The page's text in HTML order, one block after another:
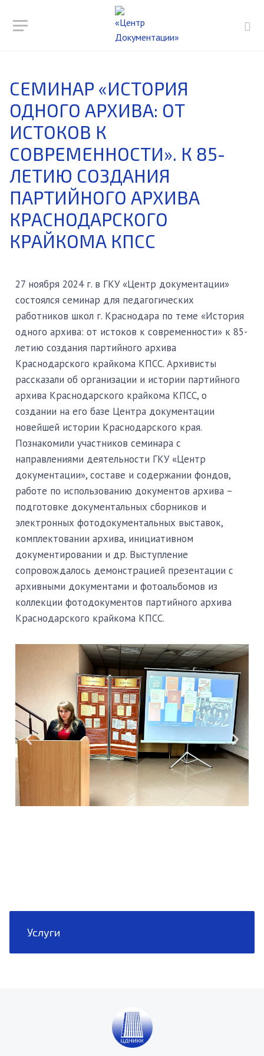
СЕМИНАР «ИСТОРИЯ
ОДНОГО АРХИВА: ОТ
ИСТОКОВ К
СОВРЕМЕННОСТИ». К 85-
ЛЕТИЮ СОЗДАНИЯ
ПАРТИЙНОГО АРХИВА
КРАСНОДАРСКОГО
КРАЙКОМА КПСС
27 ноября 2024 г. в ГКУ «Центр документации»
состоялся семинар для педагогических
работников школ г. Краснодара по теме «История
одного архива: от истоков к современности» к 85-
летию создания партийного архива
Краснодарского крайкома КПСС. Архивисты
рассказали об организации и истории партийного
архива Краснодарского крайкома КПСС, о
создании на его базе Центра документации
новейшей истории Краснодарского края.
Познакомили участников семинара с
направлениями деятельности ГКУ «Центр
документации», составе и содержании фондов,
работе по использованию документов архива –
подготовке документальных сборников и
электронных фотодокументальных выставок,
комплектовании архива, инициативном
документировании и др. Выступление
сопровождалось демонстрацией презентации с
архивными документами и фотоальбомов из
коллекции фотодокументов партийного архива
Краснодарского крайкома КПСС.
Услуги